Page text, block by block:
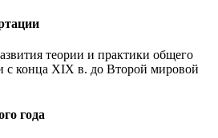
теории и практики общего
с конца XIX в. до Второй мировой
года